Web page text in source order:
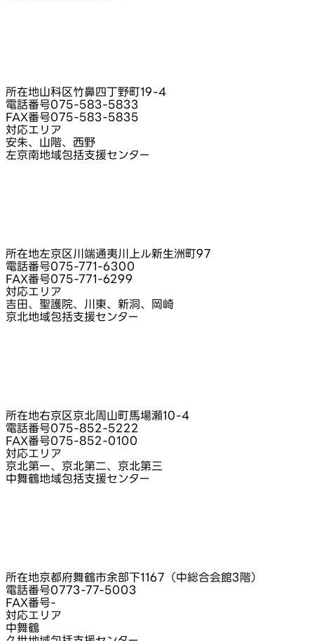
所在地山科区竹鼻四丁野町19-4
電話番号075-583-5833
FAX番号075-583-5835
対応エリア
安朱、山階、西野
左京南地域包括支援センター
所在地左京区川端通夷川上ル新生洲町97
電話番号075-771-6300
FAX番号075-771-6299
対応エリア
吉田、聖護院、川東、新洞、岡崎
京北地域包括支援センター
所在地右京区京北周山町馬場瀬10-4
電話番号075-852-5222
FAX番号075-852-0100
対応エリア
京北第一、京北第二、京北第三
中舞鶴地域包括支援センター
所在地京都府舞鶴市余部下1167（中総合会館3階）
電話番号0773-77-5003
FAX番号-
対応エリア
中舞鶴